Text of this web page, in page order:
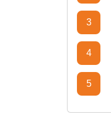
3
4
5